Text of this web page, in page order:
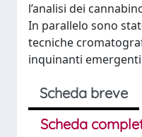
l’analisi dei
In parallelo sono
tecniche
inquinanti
Scheda breve
Scheda